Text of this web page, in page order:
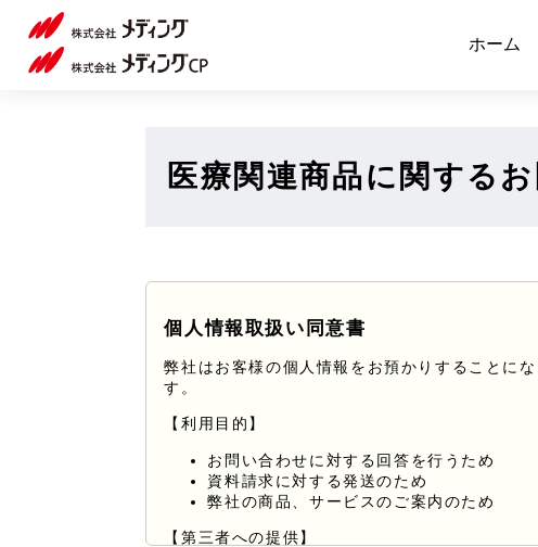
ホーム
医療関連商品に関する
個人情報取扱い同意書
弊社はお客様の個人情報をお預かりすることに
す。
【利用目的】
お問い合わせに対する回答を行うため
資料請求に対する発送のため
弊社の商品、サービスのご案内のため
【第三者への提供】